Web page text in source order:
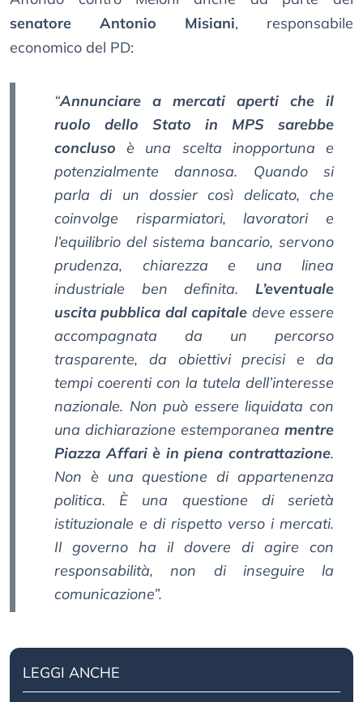
senatore Antonio Misiani, responsabile
economico del PD:
“Annunciare a mercati aperti che il
ruolo dello Stato in MPS sarebbe
concluso è una scelta inopportuna e
potenzialmente dannosa. Quando si
parla di un dossier così delicato, che
coinvolge risparmiatori, lavoratori e
l’equilibrio del sistema bancario, servono
prudenza, chiarezza e una linea
industriale ben definita. L’eventuale
uscita pubblica dal capitale deve essere
accompagnata da un percorso
trasparente, da obiettivi precisi e da
tempi coerenti con la tutela dell’interesse
nazionale. Non può essere liquidata con
una dichiarazione estemporanea mentre
Piazza Affari è in piena contrattazione.
Non è una questione di appartenenza
politica. È una questione di serietà
istituzionale e di rispetto verso i mercati.
Il governo ha il dovere di agire con
responsabilità, non di inseguire la
comunicazione”.
LEGGI ANCHE